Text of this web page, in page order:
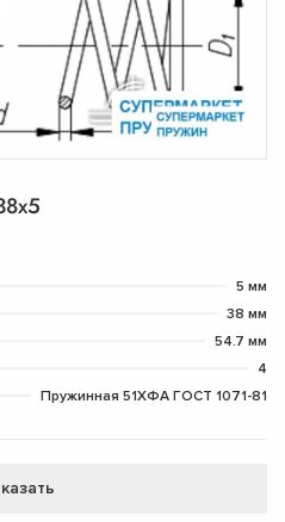
5 мм
38 мм
54.7 мм
4
Пружинная 51ХФА ГОСТ 1071-81